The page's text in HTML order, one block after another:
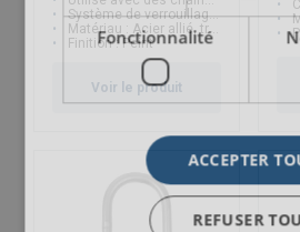
Système de verrouillage facilitant le montage et le démontage
Matériau : Acier allié, trempé et revenu
Finition : Peint
Voir le produit
Fonctionnalité
ACCEPTER
REFUSER